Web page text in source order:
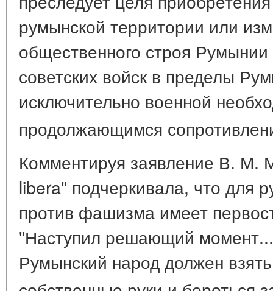
румынской территории или
общественного строя Румынии
советских войск в пределы
исключительно военной
продолжающимся
Комментируя заявление В. М.
libera" подчеркивала, что для
против фашизма имеет
"Наступил решающий
Румынский народ должен